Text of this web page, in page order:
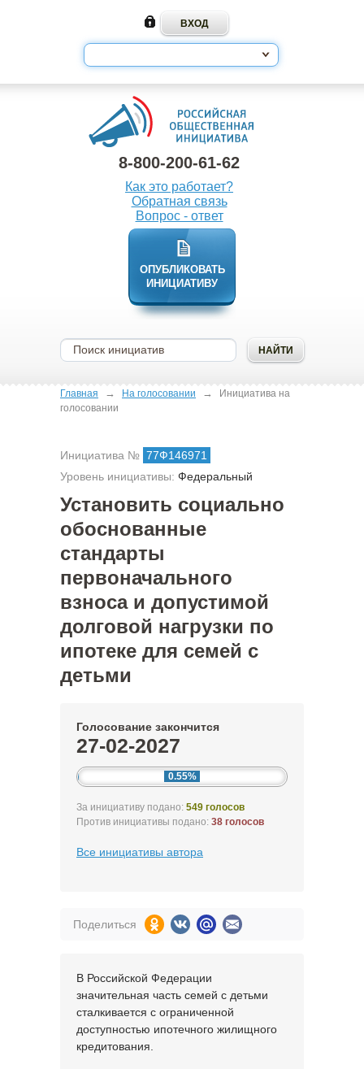
8-800-200-61-62
Как это работает?
Обратная связь
Вопрос - ответ
ОПУБЛИКОВАТЬ
ИНИЦИАТИВУ
Главная → На голосовании →
Инициатива на
голосовании
Инициатива № 77Ф146971
Уровень инициативы: Федеральный
Установить социально
обоснованные
стандарты
первоначального
взноса и допустимой
долговой нагрузки по
ипотеке для семей с
детьми
Голосование закончится
27-02-2027
0.55%
За инициативу подано: 549 голосов
Против инициативы подано: 38 голосов
Все инициативы автора
Поделиться
В Российской Федерации
значительная часть семей с детьми
сталкивается с ограниченной
доступностью ипотечного жилищного
кредитования.